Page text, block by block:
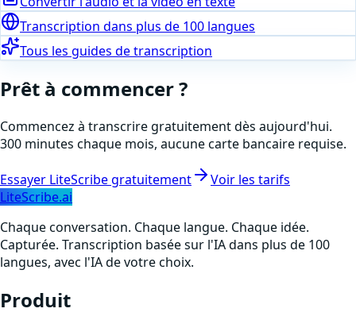
Transcription dans plus de 100 langues
Tous les guides de transcription
Prêt à commencer ?
Commencez à transcrire gratuitement dès aujourd'hui.
300 minutes chaque mois, aucune carte bancaire requise.
Essayer LiteScribe gratuitement
Voir les tarifs
LiteScribe.ai
Chaque conversation. Chaque langue. Chaque idée.
Capturée. Transcription basée sur l'IA dans plus de 100
langues, avec l'IA de votre choix.
Produit